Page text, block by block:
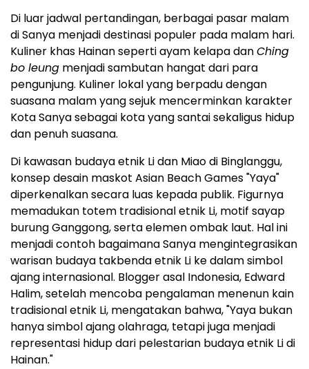
Di luar jadwal pertandingan, berbagai pasar malam
di Sanya menjadi destinasi populer pada malam hari.
Kuliner khas Hainan seperti ayam kelapa danChing
bo leung menjadi sambutan hangat dari para
pengunjung. Kuliner lokal yang berpadu dengan
suasana malam yang sejuk mencerminkan karakter
Kota Sanya sebagai kota yang santai sekaligus hidup
dan penuh suasana.
Di kawasan budaya etnik Li dan Miao di Binglanggu,
konsep desain maskot Asian Beach Games "Yaya"
diperkenalkan secara luas kepada publik. Figurnya
memadukan totem tradisional etnik Li, motif sayap
burung Ganggong, serta elemen ombak laut. Hal ini
menjadi contoh bagaimana Sanya mengintegrasikan
warisan budaya takbenda etnik Li ke dalam simbol
ajang internasional. Blogger asal Indonesia, Edward
Halim, setelah mencoba pengalaman menenun kain
tradisional etnik Li, mengatakan bahwa, "Yaya bukan
hanya simbol ajang olahraga, tetapi juga menjadi
representasi hidup dari pelestarian budaya etnik Li di
Hainan."